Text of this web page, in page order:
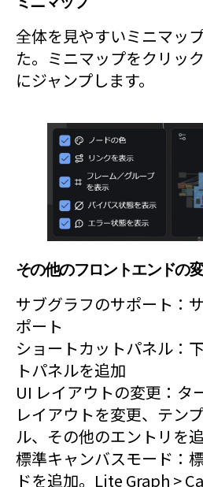
全体を見やすいミニマッ
た。ミニマップをクリッ
にジャンプします。
その他のフロントエンドの
サブグラフのサポート：
ポート
ショートカットパネル：
トパネルを追加
UI レイアウトの変更：タ
レイアウトを変更、テン
ル、その他のエントリを
標準キャンバスモード：
ドを追加。Lite Graph >